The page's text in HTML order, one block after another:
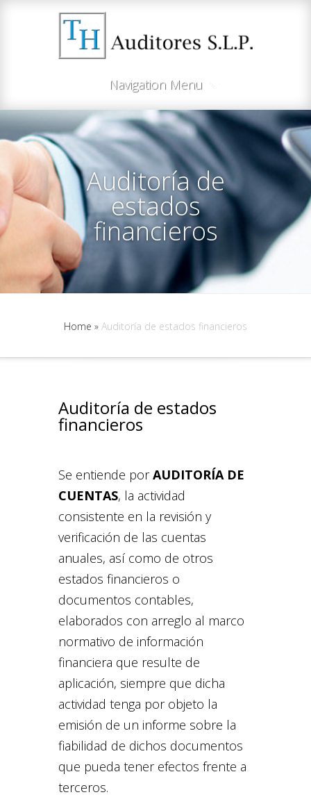
Navigation Menu
Auditoría de
estados
financieros
Home » Auditoría de estados financieros
Auditoría de estados
financieros
Se entiende porAUDITORÍA DE
CUENTAS, la actividad
consistente en la revisión y
verificación de las cuentas
anuales, así como de otros
estados financieros o
documentos contables,
elaborados con arreglo al marco
normativo de información
financiera que resulte de
aplicación, siempre que dicha
actividad tenga por objeto la
emisión de un informe sobre la
fiabilidad de dichos documentos
que pueda tener efectos frente a
terceros.